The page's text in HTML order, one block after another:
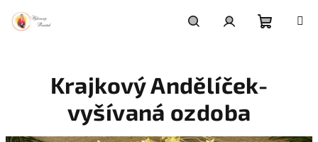
obsah
košík
Krajkový Andělíček-
vyšívaná ozdoba